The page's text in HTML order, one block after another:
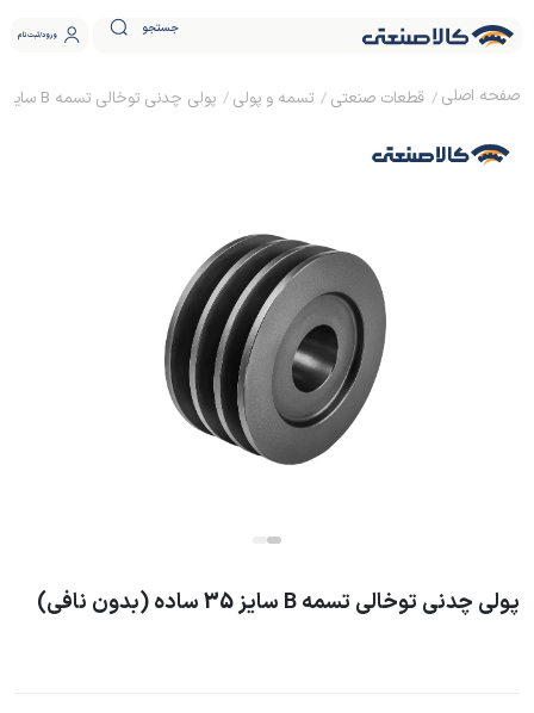
جستجو ورود ثبت نام
قطعات صنعتی تسمه و پولی پولی چدنی توخالی تسمه B سایز 35 ساده (بدون نافی)
پولی چدنی توخالی تسمه B سایز 35 ساده (بدون نافی)